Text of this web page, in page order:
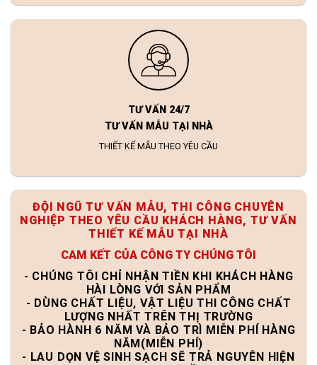
TƯ VẤN 24/7
TƯ VẤN MẪU TẠI NHÀ
THIẾT KẾ MẪU THEO YÊU CẦU
ĐỘI NGŨ TƯ VẤN MẪU, THI CÔNG CHUYÊN
NGHIỆP THEO YÊU CẦU KHÁCH HÀNG, TƯ VẤN
THIẾT KẾ MẪU TẠI NHÀ
CAM KẾT CỦA CÔNG TY CHÚNG TÔI
- CHÚNG TÔI CHỈ NHẬN TIỀN KHI KHÁCH HÀNG
HÀI LÒNG VỚI SẢN PHẨM
- DÙNG CHẤT LIỆU, VẬT LIỆU THI CÔNG CHẤT
LƯỢNG NHẤT TRÊN THỊ TRƯỜNG
- BẢO HÀNH 6 NĂM VÀ BẢO TRÌ MIỄN PHÍ HÀNG
NĂM(MIỄN PHÍ)
- LAU DỌN VỆ SINH SẠCH SẼ TRẢ NGUYÊN HIỆN